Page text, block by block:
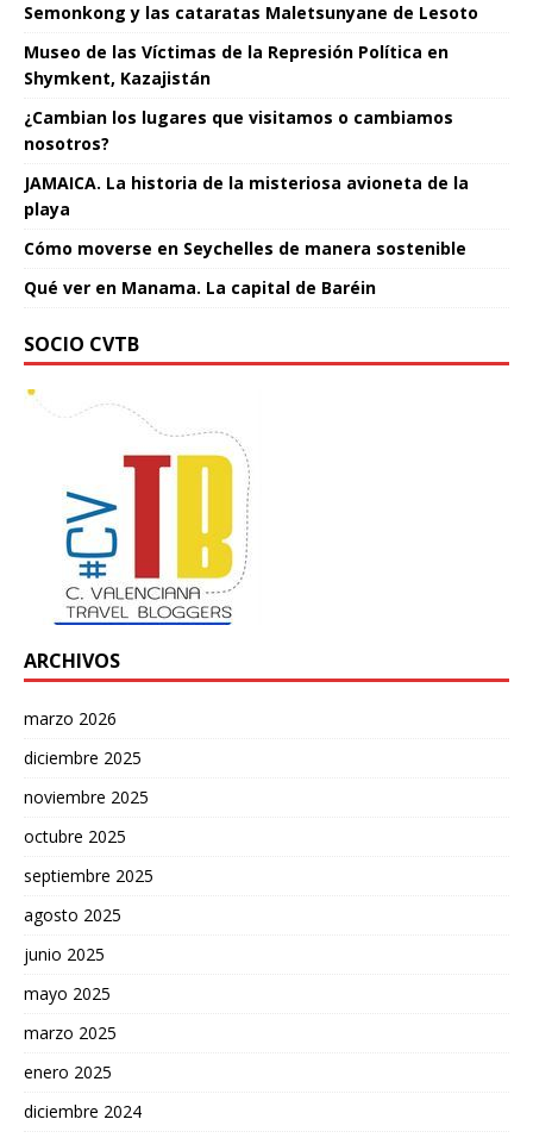
Semonkong y las cataratas Maletsunyane de Lesoto
Museo de las Víctimas de la Represión Política en
Shymkent, Kazajistán
¿Cambian los lugares que visitamos o cambiamos
nosotros?
JAMAICA. La historia de la misteriosa avioneta de la
playa
Cómo moverse en Seychelles de manera sostenible
Qué ver en Manama. La capital de Baréin
SOCIO CVTB
ARCHIVOS
marzo 2026
diciembre 2025
noviembre 2025
octubre 2025
septiembre 2025
agosto 2025
junio 2025
mayo 2025
marzo 2025
enero 2025
diciembre 2024